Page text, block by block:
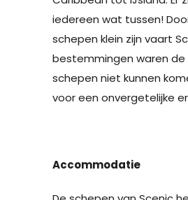
iedereen wat tussen!
schepen klein zijn vaart
bestemmingen waren
schepen niet kunnen
voor een onvergetelijke
Accommodatie